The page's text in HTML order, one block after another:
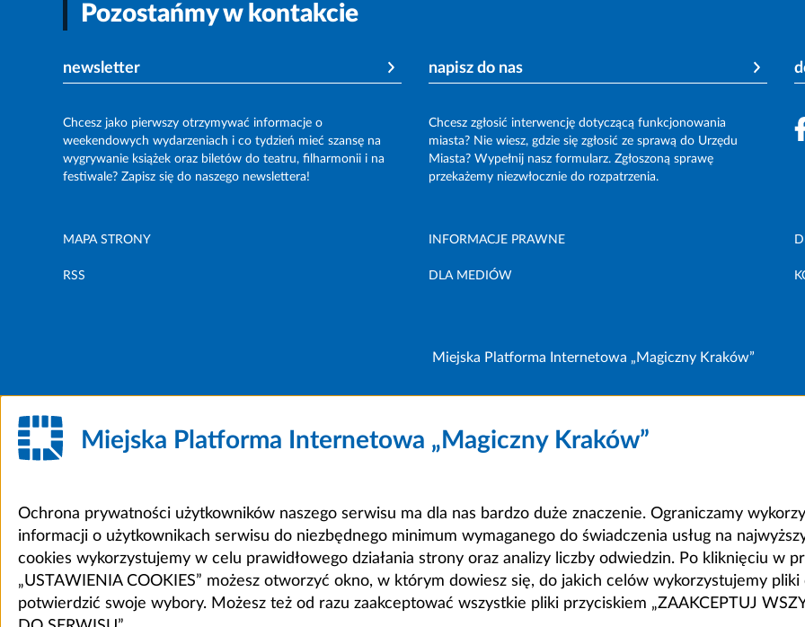
Pozostańmy w kontakcie
newsletter
Chcesz jako pierwszy otrzymywać informacje o
weekendowych wydarzeniach i co tydzień mieć szansę na
wygrywanie książek oraz biletów do teatru, filharmonii i na
festiwale? Zapisz się do naszego newslettera!
napisz do nas
Chcesz zgłosić interwencję dotyczącą funkcjonowania
miasta? Nie wiesz, gdzie się zgłosić ze sprawą do Urzędu
Miasta? Wypełnij nasz formularz. Zgłoszoną sprawę
przekażemy niezwłocznie do rozpatrzenia.
MAPA STRONY INFORMACJE PRAWNE
RSS DLA MEDIÓW
Miejska Platforma Internetowa „Magiczny Kraków”
Miejska Platforma Internetowa „Magiczny Kraków”
Ochrona prywatności użytkowników naszego serwisu ma dla nas bardzo duże znaczenie. Ograniczamy
informacji o użytkownikach serwisu do niezbędnego minimum wymaganego do świadczenia usług na
cookies wykorzystujemy w celu prawidłowego działania strony oraz analizy liczby odwiedzin. Po kliknięciu w
„USTAWIENIA COOKIES” możesz otworzyć okno, w którym dowiesz się, do jakich celów wykorzystujemy pliki
potwierdzić swoje wybory. Możesz też od razu zaakceptować wszystkie pliki przyciskiem „ZAAKCEPTUJ